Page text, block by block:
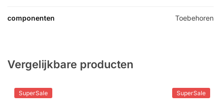
componenten Toebehoren
Vergelijkbare producten
SuperSale SuperSale